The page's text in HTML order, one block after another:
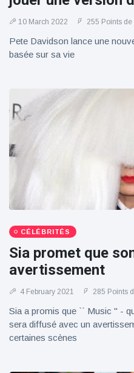
10 March 2022 255 Points de
Pete Davidson lance une
basée sur sa vie
CÉLÉBRITÉS
Sia promet que
avertissement
4 February 2021 285 Points
Sia a promis que `` Music '' -
sera diffusé avec un
certaines scènes